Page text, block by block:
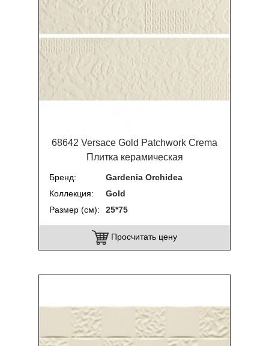
68642 Versace Gold Patchwork Crema
Плитка керамическая
Бренд
Gardenia Orchidea
Коллекция
Gold
Размер (см)
25*75
Просчитать цену